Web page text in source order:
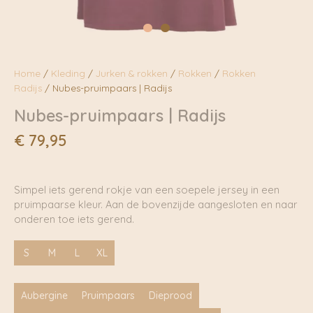
Home / Kleding / Jurken & rokken / Rokken / Rokken
Radijs / Nubes-pruimpaars | Radijs
Nubes-pruimpaars | Radijs
€ 79,95
Simpel iets gerend rokje van een soepele jersey in een
pruimpaarse kleur. Aan de bovenzijde aangesloten en naar
onderen toe iets gerend.
S M L XL
Aubergine Pruimpaars
Dieprood